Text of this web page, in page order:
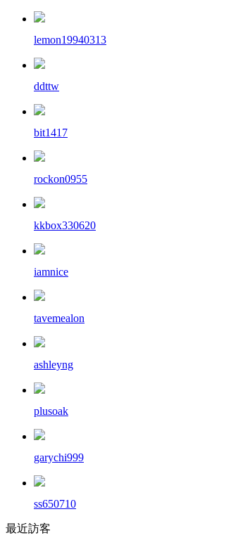
lemon19940313
ddttw
bit1417
rockon0955
kkbox330620
iamnice
tavemealon
ashleyng
plusoak
garychi999
ss650710
最近訪客